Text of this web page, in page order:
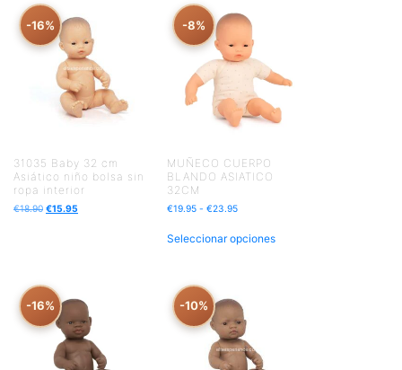
-16%
31035 Baby 32 cm
Asiático niño bolsa sin
ropa interior
€18.90 €15.95
-8%
MUÑECO CUERPO
BLANDO ASIATICO
32CM
€19.95 - €23.95
Seleccionar opciones
-16% -10%